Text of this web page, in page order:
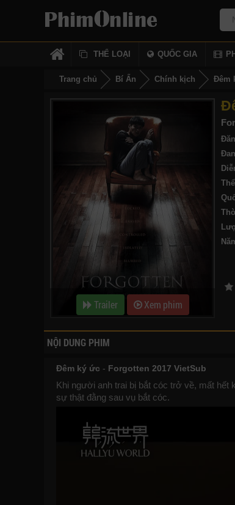
THỂ LOẠI QUỐC GIA
Trang chủ Bí Ẩn Chính kịch Đêm
Trailer Xem phim
NỘI DUNG PHIM
Đêm ký ức - Forgotten 2017 VietSub
Khi người anh trai bị bắt cóc trở về, mất
sự thật đằng sau vụ bắt cóc.